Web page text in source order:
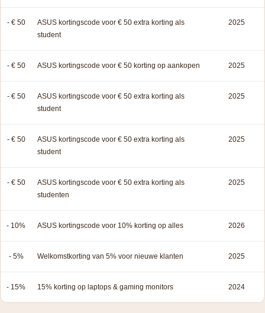
- € 50
ASUS kortingscode voor € 50 extra korting als
student
2025
- € 50 ASUS kortingscode voor € 50 korting op aankopen 2025
- € 50
ASUS kortingscode voor € 50 extra korting als
student
2025
- € 50
ASUS kortingscode voor € 50 extra korting als
student
2025
- € 50
ASUS kortingscode voor € 50 extra korting als
studenten
2025
- 10% ASUS kortingscode voor 10% korting op alles 2026
- 5% Welkomstkorting van 5% voor nieuwe klanten 2025
- 15% 15% korting op laptops & gaming monitors 2024